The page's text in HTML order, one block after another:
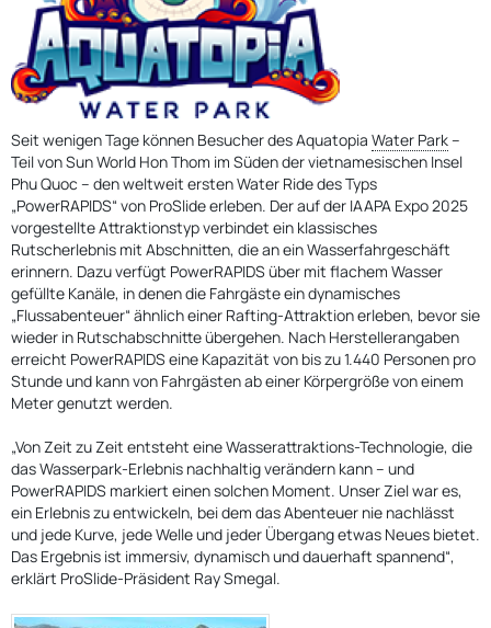
Seit wenigen Tage können Besucher des Aquatopia Water Park–
Teil von Sun World Hon Thom im Süden der vietnamesischen Insel
Phu Quoc – den weltweit ersten Water Ride des Typs
„PowerRAPIDS“ von ProSlide erleben. Der auf der IAAPA Expo 2025
vorgestellte Attraktionstyp verbindet ein klassisches
Rutscherlebnis mit Abschnitten, die an ein Wasserfahrgeschäft
erinnern. Dazu verfügt PowerRAPIDS über mit flachem Wasser
gefüllte Kanäle, in denen die Fahrgäste ein dynamisches
„Flussabenteuer“ ähnlich einer Rafting-Attraktion erleben, bevor sie
wieder in Rutschabschnitte übergehen. Nach Herstellerangaben
erreicht PowerRAPIDS eine Kapazität von bis zu 1.440 Personen pro
Stunde und kann von Fahrgästen ab einer Körpergröße von einem
Meter genutzt werden.
„Von Zeit zu Zeit entsteht eine Wasserattraktions-Technologie, die
das Wasserpark-Erlebnis nachhaltig verändern kann – und
PowerRAPIDS markiert einen solchen Moment. Unser Ziel war es,
ein Erlebnis zu entwickeln, bei dem das Abenteuer nie nachlässt
und jede Kurve, jede Welle und jeder Übergang etwas Neues bietet.
Das Ergebnis ist immersiv, dynamisch und dauerhaft spannend“,
erklärt ProSlide-Präsident Ray Smegal.